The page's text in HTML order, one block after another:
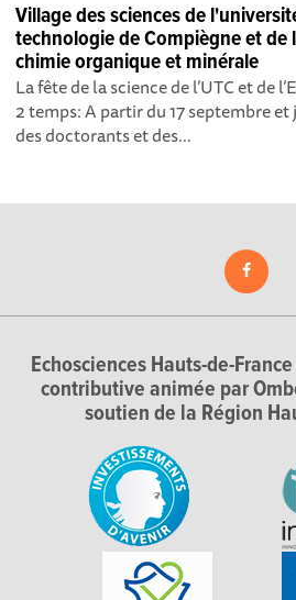
Village des sciences de
technologie de Compiègne et de
chimie organique et minérale
La fête de la science de l’UTC et de
2 temps: A partir du 17 septembre et
des doctorants et des...
Echosciences Hauts-de-
contributive animée par
soutien de la Région